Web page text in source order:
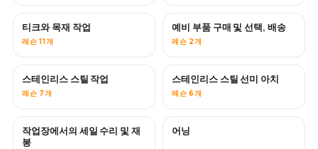
티크와 목재 작업
레슨 11개
곧 공개
예비 부품 구매 및 선택, 배송
레슨 2개
곧 공개
스테인리스 스틸 작업
레슨 7개
스테인리스 스틸 선미 아치
레슨 6개
곧 공개
작업장에서의 세일 수리 및 재
봉
어닝